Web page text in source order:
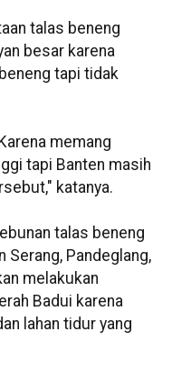
talas beneng
besar karena
tapi tidak
memang
tapi Banten masih
katanya.
talas beneng
Serang, Pandeglang,
melakukan
Badui karena
lahan tidur yang